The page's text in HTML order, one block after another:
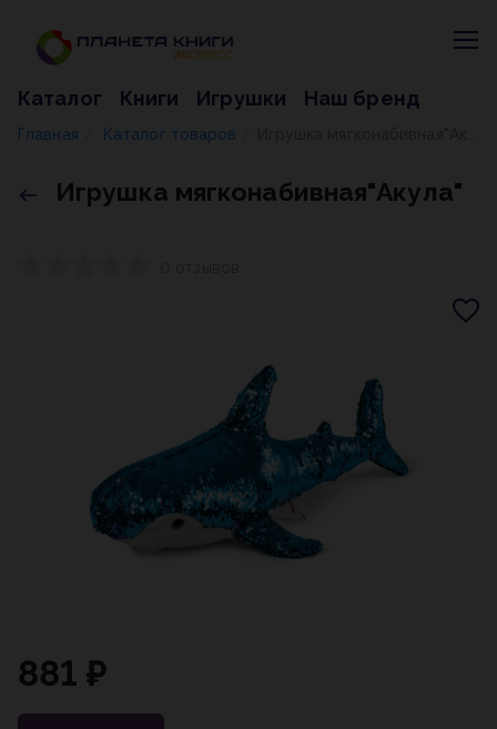
Каталог Книги Игрушки Наш бренд
Главная Каталог товаров
Игрушка мягконабивная"Акула"
881 ₽